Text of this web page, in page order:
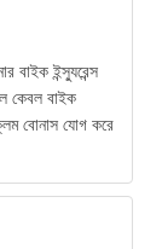
বাইক ইন্স্যুরেন্স
কেবল বাইক
বোনাস যোগ করে